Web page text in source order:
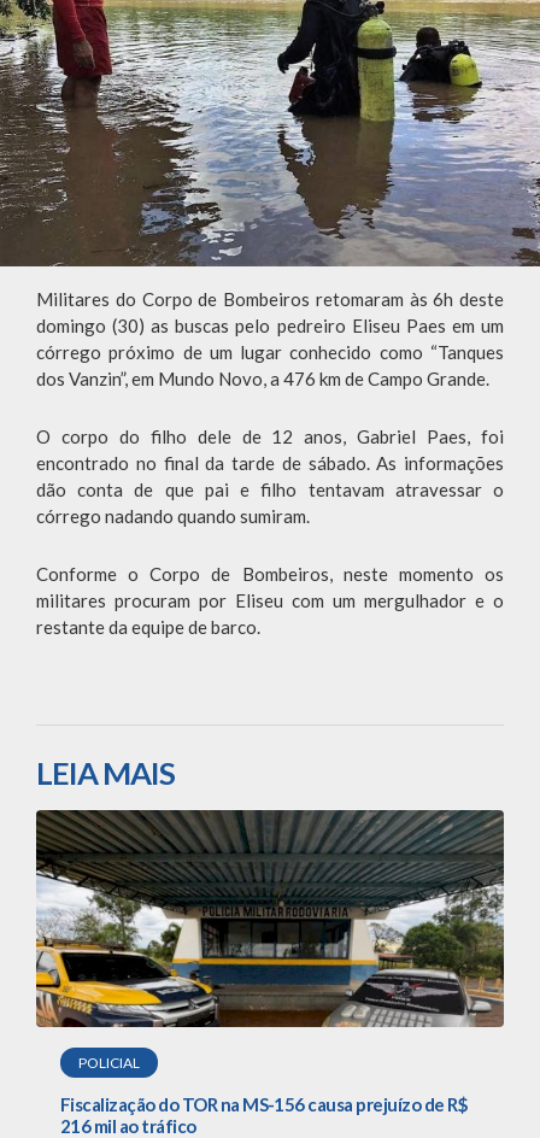
Militares do Corpo de Bombeiros retomaram às 6h deste
domingo (30) as buscas pelo pedreiro Eliseu Paes em um
córrego próximo de um lugar conhecido como “Tanques
dos Vanzin”, em Mundo Novo, a 476 km de Campo Grande.
O corpo do filho dele de 12 anos, Gabriel Paes, foi
encontrado no final da tarde de sábado. As informações
dão conta de que pai e filho tentavam atravessar o
córrego nadando quando sumiram.
Conforme o Corpo de Bombeiros, neste momento os
militares procuram por Eliseu com um mergulhador e o
restante da equipe de barco.
LEIA MAIS
POLICIAL
Fiscalização do TOR na MS-156 causa prejuízo de R$
216 mil ao tráfico